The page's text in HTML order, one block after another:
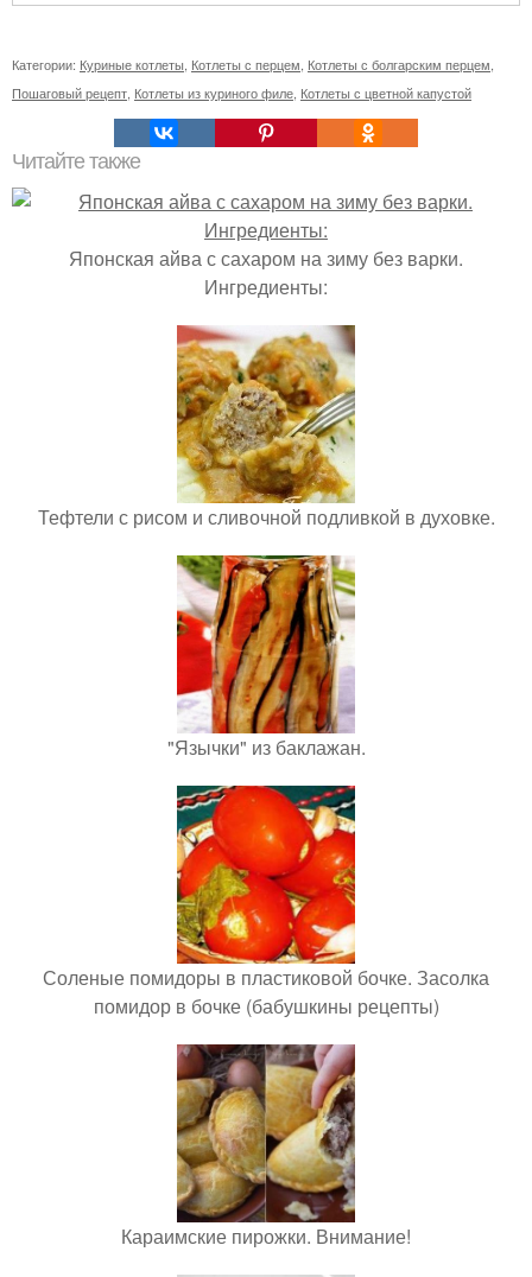
Категории: Куриные котлеты Котлеты с перцем Котлеты с болгарским перцем
Пошаговый рецепт Котлеты из куриного филе Котлеты с цветной капустой
Читайте также
Японская айва с сахаром на зиму без варки.
Ингредиенты:
Тефтели с рисом и сливочной подливкой в духовке.
"Язычки" из баклажан.
Соленые помидоры в пластиковой бочке. Засолка
помидор в бочке (бабушкины рецепты)
Караимские пирожки. Внимание!